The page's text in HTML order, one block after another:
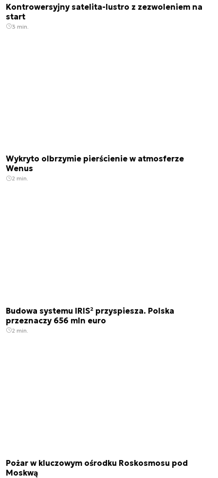
Kontrowersyjny satelita-lustro z zezwoleniem na
start
3 min.
Wykryto olbrzymie pierścienie w atmosferze
Wenus
2 min.
Budowa systemu IRIS² przyspiesza. Polska
przeznaczy 656 mln euro
2 min.
Pożar w kluczowym ośrodku Roskosmosu pod
Moskwą